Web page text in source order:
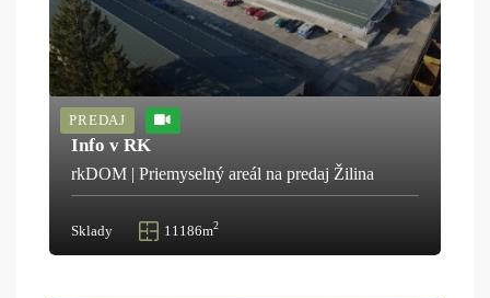
PREDAJ
Info v RK
rkDOM | Priemyselný areál na predaj Žilina
Sklady 11186m2